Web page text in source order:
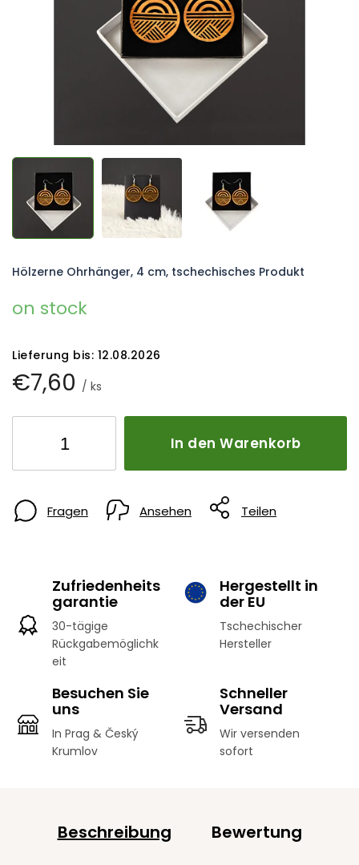
€7,60 / ks
on stock
Lieferung bis: 12.08.2026
In den Warenkorb
Hölzerne Ohrhänger, 4 cm, tschechisches Produkt
Fragen Ansehen Teilen
Zufriedenheits
garantie
30-tägige
Rückgabemöglichk
eit
Hergestellt in
der EU
Tschechischer
Hersteller
Besuchen Sie
uns
In Prag & Český
Krumlov
Schneller
Versand
Wir versenden
sofort
Beschreibung Bewertung